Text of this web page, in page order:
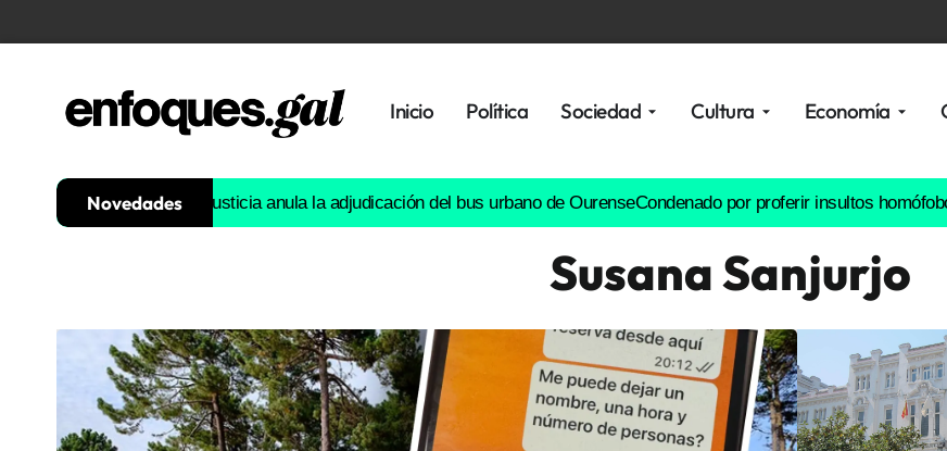
Inicio Política Sociedad Cultura Economía
Gastronomía
Novedades
ni ‘ts ts'»La justicia anula la adjudicación del bus urbano de Ourense Condenado por proferir insultos homófobos y
Susana Sanjurjo